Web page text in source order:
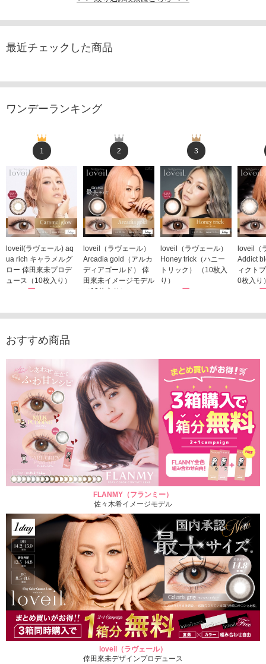
最近チェックした商品
ワンデーランキング
1
loveil(ラヴェール) aq
ua rich キャラメルグ
ロー 倖田來未プロデ
ュース（10枚入り）
1,760円
2
loveil（ラヴェール）
Arcadia gold（アルカ
ディアゴールド） 倖
田來未イメージモデル
（10枚入り）
3
loveil（ラヴェール）
Honey trick（ハニー
トリック） （10枚入
り）
1,760円
loveil（
Addict
ィクト
0枚入り
1,760
おすすめ商品
FLANMY（フランミー）
佐々木希イメージモデル
loveil（ラヴェール）
倖田來未デザインプロデュース